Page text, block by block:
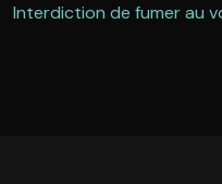
Interdiction de fumer au